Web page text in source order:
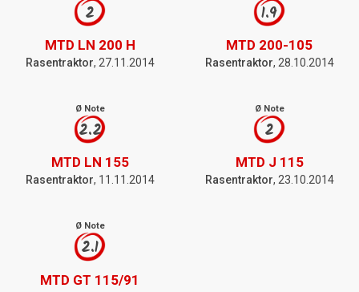
2
MTD LN 200 H
Rasentraktor, 27.11.2014
1.9
MTD 200-105
Rasentraktor, 28.10.2014
Ø Note
2.2
MTD LN 155
Rasentraktor, 11.11.2014
Ø Note
2
MTD J 115
Rasentraktor, 23.10.2014
Ø Note
2.1
MTD GT 115/91